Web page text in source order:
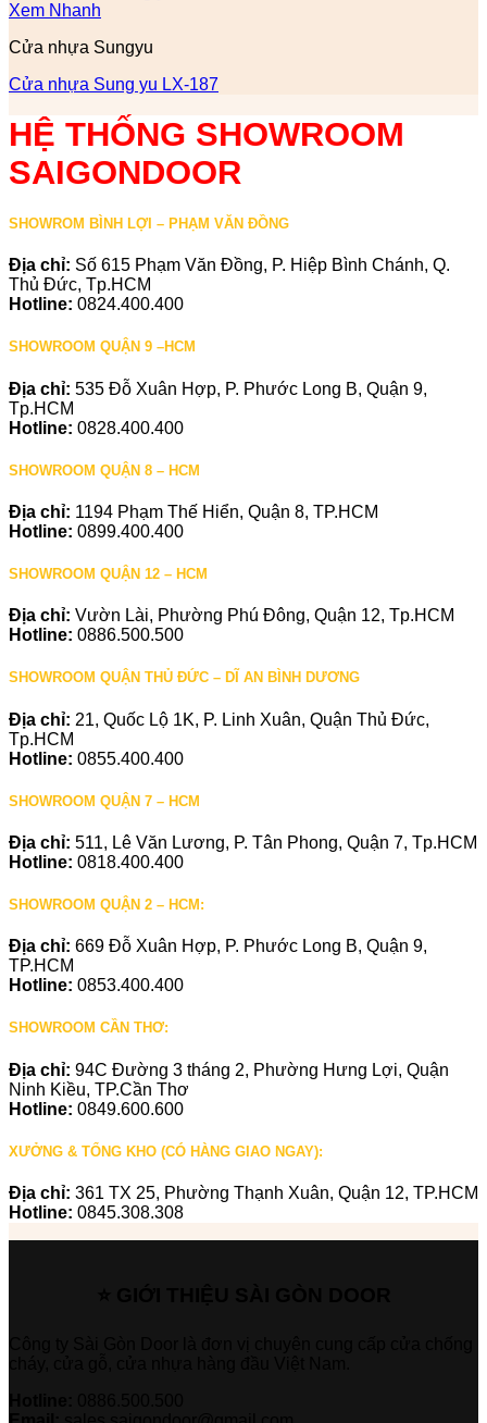
Xem Nhanh
Cửa nhựa Sungyu
Cửa nhựa Sung yu LX-187
HỆ THỐNG SHOWROOM
SAIGONDOOR
SHOWROM BÌNH LỢI – PHẠM VĂN ĐỒNG
Địa chỉ: Số 615 Phạm Văn Đồng, P. Hiệp Bình Chánh, Q.
Thủ Đức, Tp.HCM
Hotline: 0824.400.400
SHOWROOM QUẬN 9 –HCM
Địa chỉ: 535 Đỗ Xuân Hợp, P. Phước Long B, Quận 9,
Tp.HCM
Hotline: 0828.400.400
SHOWROOM QUẬN 8 – HCM
Địa chỉ: 1194 Phạm Thế Hiển, Quận 8, TP.HCM
Hotline: 0899.400.400
SHOWROOM QUẬN 12 – HCM
Địa chỉ: Vườn Lài, Phường Phú Đông, Quận 12, Tp.HCM
Hotline: 0886.500.500
SHOWROOM QUẬN THỦ ĐỨC – DĨ AN BÌNH DƯƠNG
Địa chỉ: 21, Quốc Lộ 1K, P. Linh Xuân, Quận Thủ Đức,
Tp.HCM
Hotline: 0855.400.400
SHOWROOM QUẬN 7 – HCM
Địa chỉ: 511, Lê Văn Lương, P. Tân Phong, Quận 7, Tp.HCM
Hotline: 0818.400.400
SHOWROOM QUẬN 2 – HCM:
Địa chỉ: 669 Đỗ Xuân Hợp, P. Phước Long B, Quận 9,
TP.HCM
Hotline: 0853.400.400
SHOWROOM CẦN THƠ:
Địa chỉ: 94C Đường 3 tháng 2, Phường Hưng Lợi, Quận
Ninh Kiều, TP.Cần Thơ
Hotline: 0849.600.600
XƯỞNG & TỔNG KHO (CÓ HÀNG GIAO NGAY):
Địa chỉ: 361 TX 25, Phường Thạnh Xuân, Quận 12, TP.HCM
Hotline: 0845.308.308